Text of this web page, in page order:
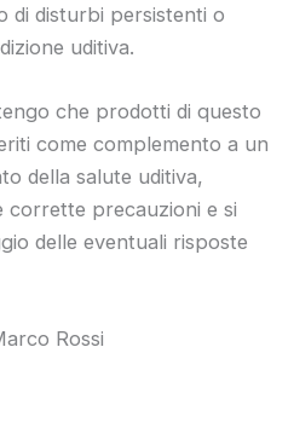
di disturbi persistenti o
uditiva.
che prodotti di questo
come complemento a un
della salute uditiva,
corrette precauzioni e si
delle eventuali risposte
Rossi